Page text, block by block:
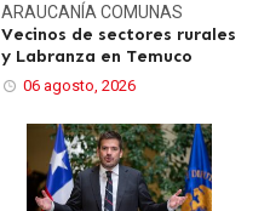
ARAUCANÍA COMUNAS
Vecinos de sectores rurales
y Labranza en Temuco
06 agosto, 2026